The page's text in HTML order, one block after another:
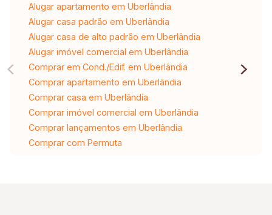
Alugar apartamento em Uberlândia
Alugar casa padrão em Uberlândia
Alugar casa de alto padrão em Uberlândia
Alugar imóvel comercial em Uberlândia
Comprar em Cond./Edif. em Uberlândia
Comprar apartamento em Uberlândia
Comprar casa em Uberlândia
Comprar imóvel comercial em Uberlândia
Comprar lançamentos em Uberlândia
Comprar com Permuta